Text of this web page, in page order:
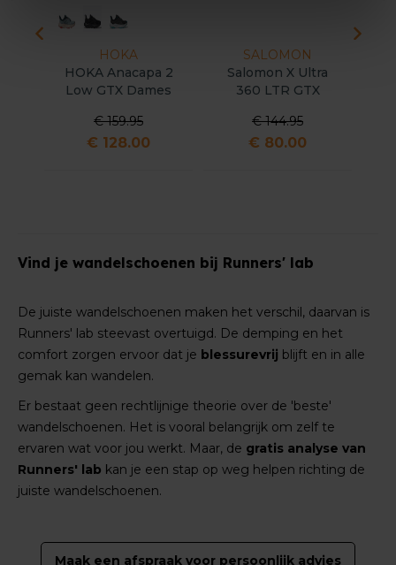
HOKA
HOKA Anacapa 2
Low GTX Dames
€ 159.95
€ 128.00
SALOMON
Salomon X Ultra
360 LTR GTX
€ 144.95
€ 80.00
Vind je wandelschoenen bij Runners' lab
De juiste wandelschoenen maken het verschil, daarvan is
Runners' lab steevast overtuigd. De demping en het
comfort zorgen ervoor dat je blessurevrij blijft en in alle
gemak kan wandelen.
Er bestaat geen rechtlijnige theorie over de 'beste'
wandelschoenen. Het is vooral belangrijk om zelf te
ervaren wat voor jou werkt. Maar, de gratis analyse van
Runners' lab kan je een stap op weg helpen richting de
juiste wandelschoenen.
Maak een afspraak voor persoonlijk advies